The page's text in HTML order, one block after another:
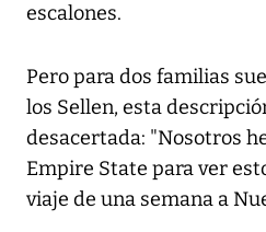
escalones.
Pero para dos familias
los Sellen, esta
desacertada: "Nosotros
Empire State para ver
viaje de una semana a